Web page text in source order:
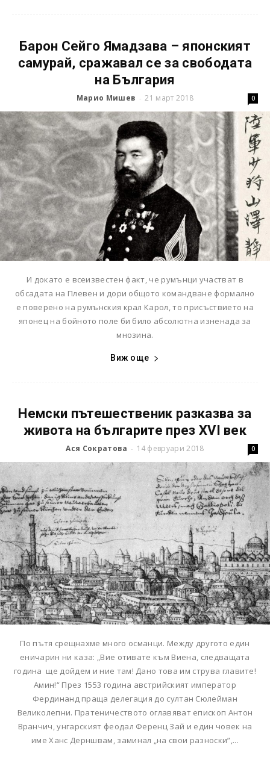
Барон Сейго Ямадзава – японският
самурай, сражавал се за свободата
на България
Марио Мишев - 21 март 2018 0
И докато е всеизвестен факт, че румънци участват в
обсадата на Плевен и дори общото командване формално
е поверено на румънския крал Карол, то присъствието на
японец на бойното поле би било абсолютна изненада за
мнозина.
Виж още
Немски пътешественик разказва за
живота на българите през XVI век
Ася Сократова - 14 февруари 2018 0
По пътя срещнахме много османци. Между другото един
еничарин ни каза: „Вие отивате към Виена, следващата
година ще дойдем и ние там! Дано това им струва главите!
Амин!“ През 1553 година австрийският император
Фердинанд праща делегация до султан Сюлейман
Великолепни. Пратеничеството оглавяват епископ Антон
Вранчич, унгарският феодал Ференц Зай и един човек на
име Ханс Дерншвам, заминал „на свои разноски”,...